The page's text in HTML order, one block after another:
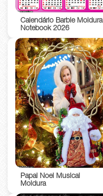
Calendário Barbie Moldura
Notebook 2026
Papai Noel Musical
Moldura